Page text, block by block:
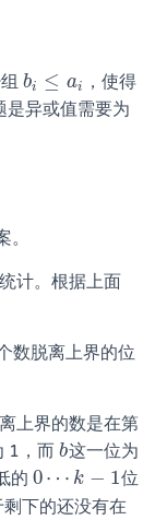
组bi ≤ ai
bi ≤a ，使得
是异或值需要为
计。根据上面
数脱离上界的位
上界的数是在第
1，而b
b这一位为
的0⋯ k − 1
0 ⋯ k −1
位
下的还没有在